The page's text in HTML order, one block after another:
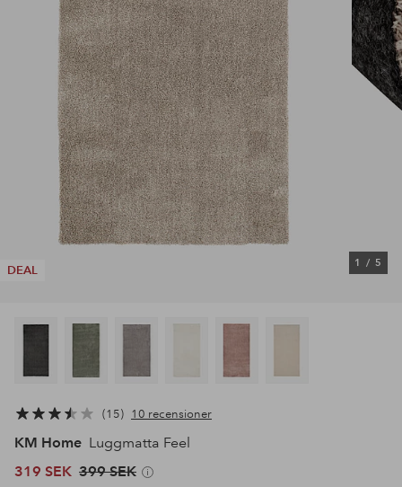
DEAL
1 / 5
15 10 recensioner
KM Home Luggmatta Feel
319 SEK 399 SEK